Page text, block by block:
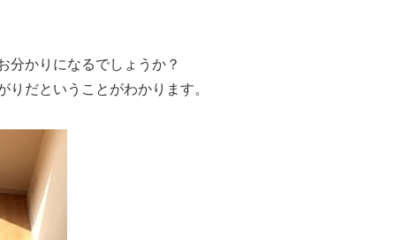
分かりになるでしょうか？
だということがわかります。